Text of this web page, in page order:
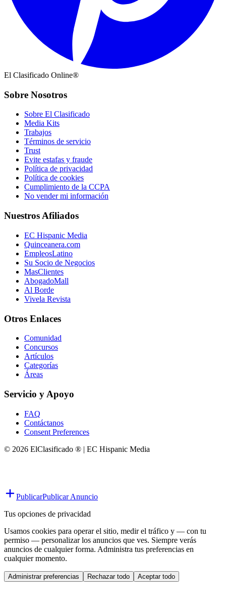
El Clasificado Online®
Sobre Nosotros
Sobre El Clasificado
Media Kits
Trabajos
Términos de servicio
Trust
Evite estafas y fraude
Política de privacidad
Política de cookies
Cumplimiento de la CCPA
No vender mi información
Nuestros Afiliados
EC Hispanic Media
Quinceanera.com
EmpleosLatino
Su Socio de Negocios
MasClientes
AbogadoMall
Al Borde
Vivela Revista
Otros Enlaces
Comunidad
Concursos
Artículos
Categorías
Áreas
Servicio y Apoyo
FAQ
Contáctanos
Consent Preferences
© 2026 ElClasificado ® | EC Hispanic Media
PublicarPublicar Anuncio
Tus opciones de privacidad
Usamos cookies para operar el sitio, medir el tráfico y — con tu
permiso — personalizar los anuncios que ves. Siempre verás
anuncios de cualquier forma. Administra tus preferencias en
cualquier momento.
Administrar preferencias Rechazar todo Aceptar todo